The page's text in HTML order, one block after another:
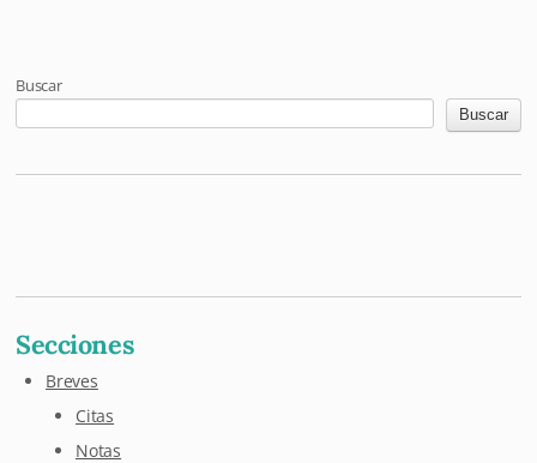
Buscar
Buscar
Secciones
Breves
Citas
Notas